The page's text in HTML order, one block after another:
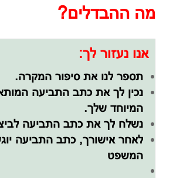
מה ההבדלים?
אנו נעזור לך:
תספר לנו את סיפור המקרה.
נכין לך את כתב התביעה
המיוחד שלך.
נשלח לך את כתב התביעה
לאחר אישורך, כתב התביעה
המשפט